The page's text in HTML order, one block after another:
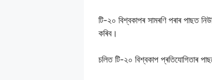
টি-২০ বিশ্বকাপৰ সামৰণি পৰাৰ পাছত
কৰিব।
চলিত টি-২০ বিশ্বকাপ প্ৰতিযোগিতাৰ